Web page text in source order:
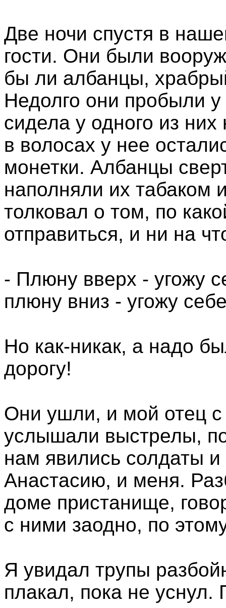
Две ночи спустя в
гости. Они были
бы ли албанцы,
Недолго они пробыли
сидела у одного из
в волосах у нее
монетки. Албанцы
наполняли их табаком
толковал о том, по
отправиться, и ни на
- Плюну вверх - угожу
плюну вниз - угожу
Но как-никак, а надо
дорогу!
Они ушли, и мой отец
услышали выстрелы,
нам явились солдаты
Анастасию, и меня.
доме пристанище,
с ними заодно, по
Я увидал трупы
плакал, пока не